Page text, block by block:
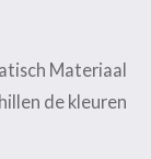
Materiaal
de kleuren